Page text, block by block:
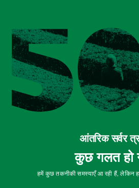
आंतरिक सर्वर
कुछ गलत हो
हमें कुछ तकनीकी समस्याएँ आ रही हैं, लेकिन